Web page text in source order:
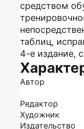
средством
таблиц,
4-е издание,
Автор
Редактор
Художник
Издательство